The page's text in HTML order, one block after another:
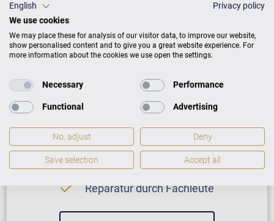
Neuinstrument
5 Jahre Herstellergarantie
Reparatur durch Fachleute
English
Privacy policy
We use cookies
We may place these for analysis of our visitor data, to improve our website,
show personalised content and to give you a great website experience. For
more information about the cookies we use open the settings.
Necessary Performance
Functional Advertising
No, adjust Deny
Save selection Accept all